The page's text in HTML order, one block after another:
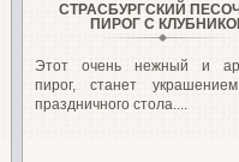
СТРАСБУРГСКИЙ
ПИРОГ С
Этот очень нежный и
пирог, станет
праздничного стола....